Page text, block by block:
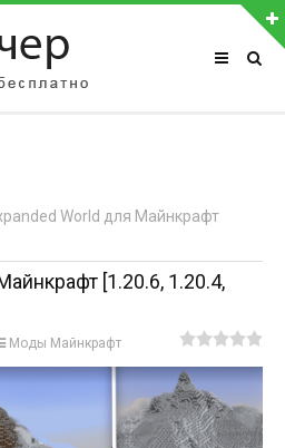
Регистрация
World для Майнкрафт
[1.20.6, 1.20.4,
Моды Майнкрафт